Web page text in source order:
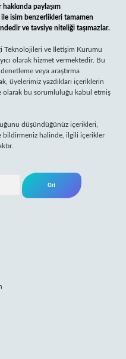
paylaşım
isim benzerlikleri tamamen
ve tavsiye niteliği taşımazlar.
Teknolojileri ve İletişim Kurumu
olarak hizmet vermektedir. Bu
veya araştırma
üyelerimiz yazdıkları içeriklerin
olarak bu sorumluluğu kabul etmiş
düşündüğünüz içerikleri,
bildirmeniz halinde, ilgili içerikler